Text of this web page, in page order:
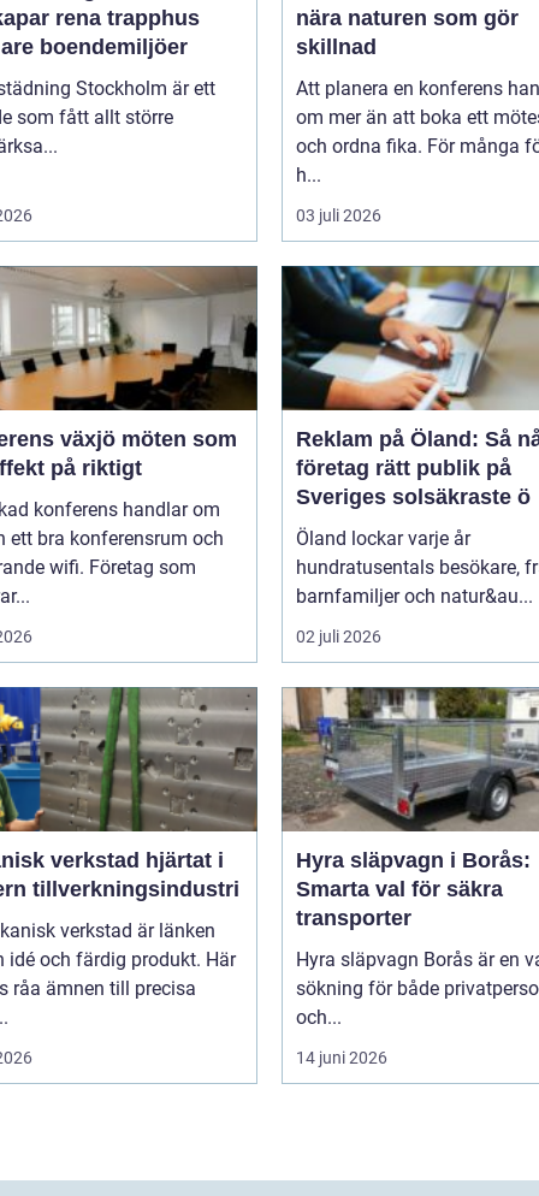
rena trapphus
boendemiljöer
Stockholm är ett
som fått allt större
nära naturen som gör
skillnad
Att planera en konferens
om mer än att boka ett
och ordna fika. För många
h...
03 juli 2026
växjö möten som
på riktigt
konferens handlar om
ett bra konferensrum och
wifi. Företag som
Reklam på Öland: Så
företag rätt publik på
Sveriges solsäkraste ö
Öland lockar varje år
hundratusentals besökare,
barnfamiljer och natur&au...
02 juli 2026
verkstad hjärtat i
tillverkningsindustri
verkstad är länken
idé och färdig produkt. Här
råa ämnen till precisa
Hyra släpvagn i Borås:
Smarta val för säkra
transporter
Hyra släpvagn Borås är en
sökning för både
och...
14 juni 2026